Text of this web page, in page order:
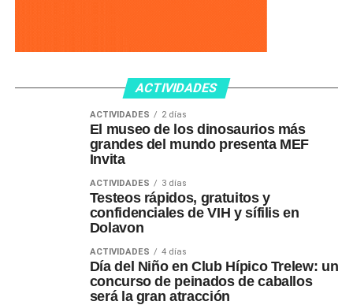
ACTIVIDADES
ACTIVIDADES 2 días
El museo de los dinosaurios más
grandes del mundo presenta MEF
Invita
ACTIVIDADES 3 días
Testeos rápidos, gratuitos y
confidenciales de VIH y sífilis en
Dolavon
ACTIVIDADES 4 días
Día del Niño en Club Hípico Trelew: un
concurso de peinados de caballos
será la gran atracción